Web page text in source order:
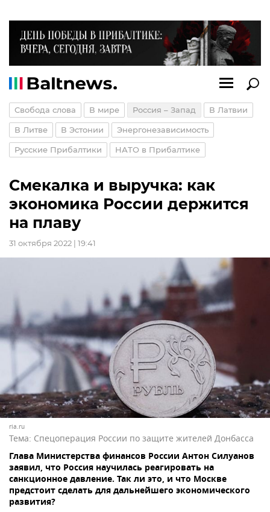
Свобода слова В мире Россия – Запад В Латвии
В Литве В Эстонии Энергонезависимость
Русские Прибалтики НАТО в Прибалтике
Смекалка и выручка: как
экономика России держится
на плаву
31 октября 2022 | 19:41
ria.ru
Тема: Спецоперация России по защите жителей Донбасса
Глава Министерства финансов России Антон Силуанов
заявил, что Россия научилась реагировать на
санкционное давление. Так ли это, и что Москве
предстоит сделать для дальнейшего экономического
развития?